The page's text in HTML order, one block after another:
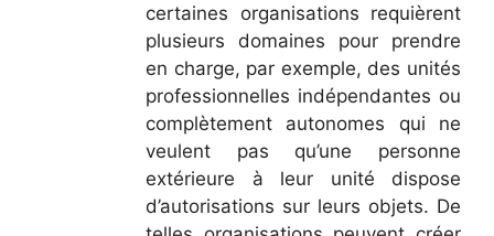
certaines organisations requièrent
plusieurs domaines pour prendre
en charge, par exemple, des unités
professionnelles indépendantes ou
complètement autonomes qui ne
veulent pas qu’une personne
extérieure à leur unité dispose
d’autorisations sur leurs objets. De